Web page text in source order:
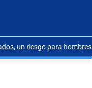
un riesgo para